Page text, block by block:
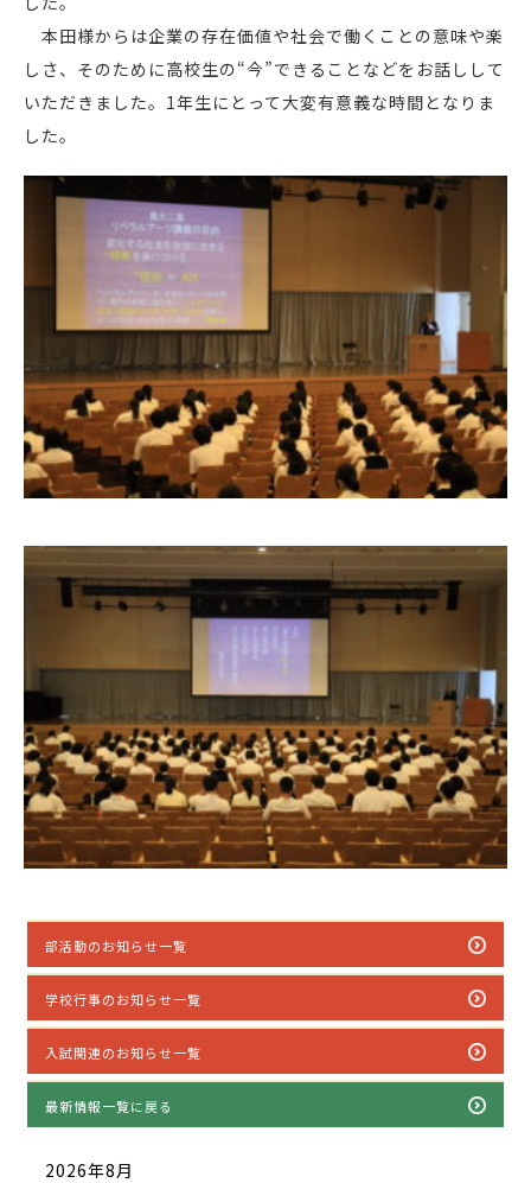
本田様からは企業の存在価値や社会で働くことの意味や楽
しさ、そのために高校生の“今”できることなどをお話しして
いただきました。1年生にとって大変有意義な時間となりま
した。
部活動のお知らせ一覧
学校行事のお知らせ一覧
入試関連のお知らせ一覧
最新情報一覧に戻る
2026年8月